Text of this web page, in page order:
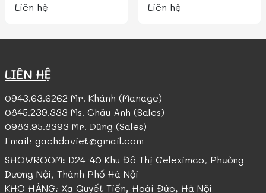
Liên hệ Liên hệ
LIÊN HỆ
0943.63.6262 Mr. Khánh (Manage)
0845.239.333 Ms. Châu Anh (Sales)
0983.95.8393 Mr. Dũng (Sales)
Email: gachdaviet@gmail.com
SHOWROOM: D24-40 Khu Đô Thị Geleximco, Phường
Dương Nội, Thành Phố Hà Nội
KHO HÀNG: Xã Quyết Tiến, Hoài Đức, Hà Nội